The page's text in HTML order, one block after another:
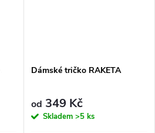
Dámské tričko RAKETA
od 349 Kč
Skladem >5 ks